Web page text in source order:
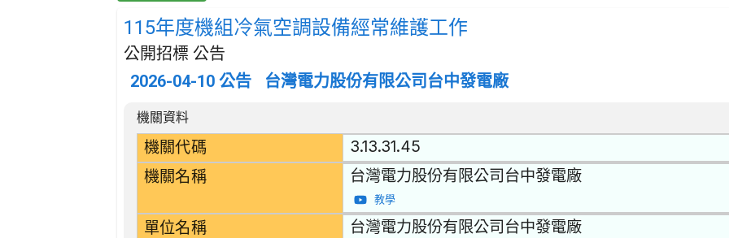
115年度機組冷氣空調設備經常維護工作
公開招標 公告
2026-04-10 公告 台灣電力股份有限公司台中發電廠
招標公告詳細內容
機關資料
機關代碼 3.13.31.45
機關名稱 台灣電力股份有限公司台中發電廠
教學
單位名稱 台灣電力股份有限公司台中發電廠